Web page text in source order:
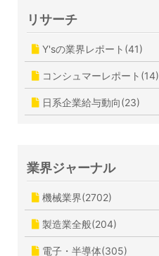
リサーチ
Y'sの業界レポート(41)
コンシュマーレポート(14)
日系企業給与動向(23)
業界ジャーナル
機械業界(2702)
製造業全般(204)
電子・半導体(305)